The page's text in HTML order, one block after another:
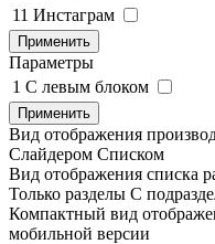
11 Инстаграм
Применить
Параметры
1 C левым блоком
Применить
Вид отображения
Слайдером Списком
Вид отображения списка
Только разделы С
Компактный вид
мобильной версии